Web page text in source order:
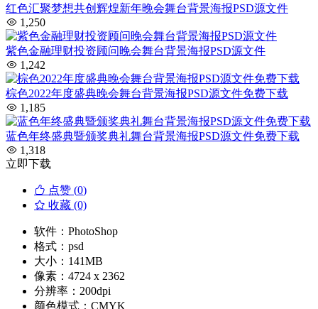
红色汇聚梦想共创辉煌新年晚会舞台背景海报PSD源文件
1,250
紫色金融理财投资顾问晚会舞台背景海报PSD源文件
1,242
棕色2022年度盛典晚会舞台背景海报PSD源文件免费下载
1,185
蓝色年终盛典暨颁奖典礼舞台背景海报PSD源文件免费下载
1,318
立即下载
点赞 (0)
收藏 (0)
软件： PhotoShop
格式： psd
大小： 141MB
像素： 4724 x 2362
分辨率： 200dpi
颜色模式： CMYK